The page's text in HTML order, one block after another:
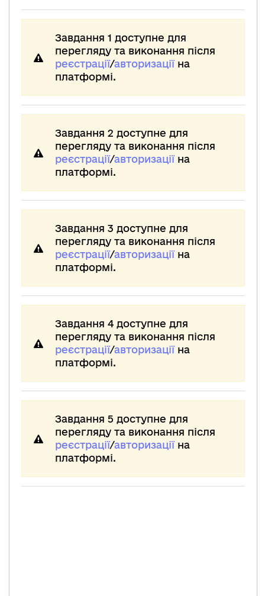
Завдання 1 доступне для
перегляду та виконання після
реєстрації/авторизаціїна
платформі.
Завдання 2 доступне для
перегляду та виконання після
реєстрації/авторизаціїна
платформі.
Завдання 3 доступне для
перегляду та виконання після
реєстрації/авторизаціїна
платформі.
Завдання 4 доступне для
перегляду та виконання після
реєстрації/авторизаціїна
платформі.
Завдання 5 доступне для
перегляду та виконання після
реєстрації/авторизаціїна
платформі.